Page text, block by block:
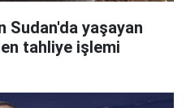
Sudan'da yaşayan
tahliye işlemi